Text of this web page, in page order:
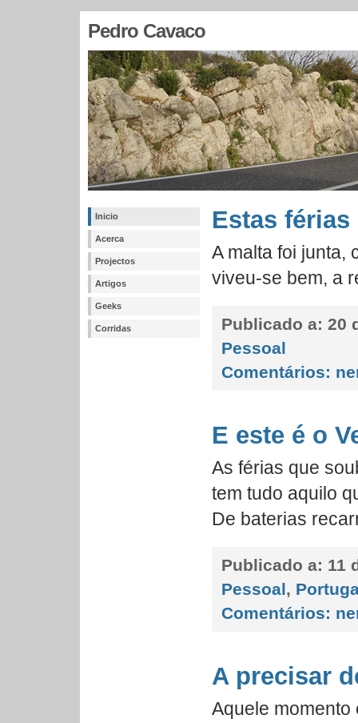
Pedro Cavaco
Inicio
Acerca
Projectos
Artigos
Geeks
Corridas
Estas férias
A malta foi junta,
viveu-se bem, a
Publicado a: 20
Pessoal
Comentários:
E este é o
As férias que
tem tudo aquilo
De baterias
Publicado a: 11
Pessoal,
Comentários:
A precisar
Aquele